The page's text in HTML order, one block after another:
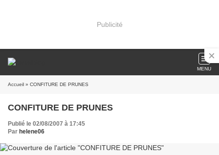
Publicité
MENU
Accueil » CONFITURE DE PRUNES
CONFITURE DE PRUNES
Publié le 02/08/2007 à 17:45
Par helene06